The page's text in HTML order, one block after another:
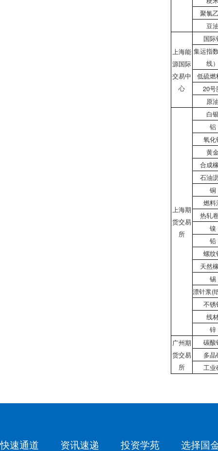
聚氯
豆
上海能
源国际
交易中
心
国际
集运指
线
低硫燃
20号
原
上海期
货交易
所
白
铝
氧化
黄
合成
石油
铜
燃料
热轧
镍
铅
螺纹
天然
锡
漂针浆(
不锈
线
锌
广州期
货交易
所
碳酸
多晶
工业
快速通道 资讯速递 投资学苑 选择国